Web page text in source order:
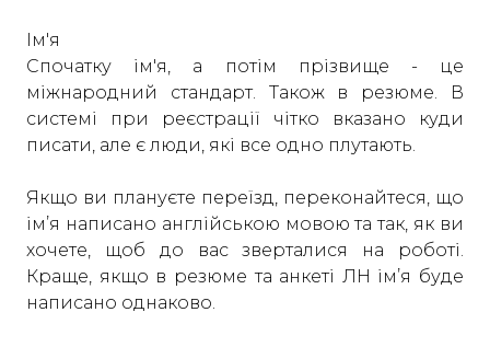
Ім'я
Спочатку ім'я, а потім прізвище - це
міжнародний стандарт. Також в резюме. В
системі при реєстрації чітко вказано куди
писати, але є люди, які все одно плутають.
Якщо ви плануєте переїзд, переконайтеся, що
ім’я написано англійською мовою та так, як ви
хочете, щоб до вас зверталися на роботі.
Краще, якщо в резюме та анкеті ЛН ім’я буде
написано однаково.